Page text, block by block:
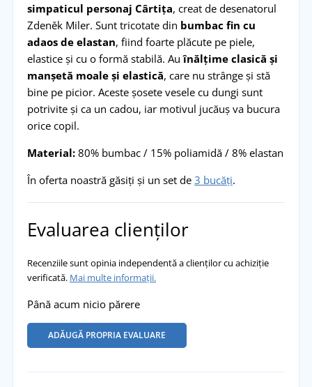
simpaticul personaj Cârtița, creat de desenatorul
Zdeněk Miler. Sunt tricotate din bumbac fin cu
adaos de elastan, fiind foarte plăcute pe piele,
elastice și cu o formă stabilă. Auînălțime clasică și
manșetă moale și elastică, care nu strânge și stă
bine pe picior. Aceste șosete vesele cu dungi sunt
potrivite și ca un cadou, iar motivul jucăuș va bucura
orice copil.
Material:80% bumbac / 15% poliamidă / 8% elastan
În oferta noastră găsiți și un set de 3 bucăți.
Evaluarea clienților
Recenziile sunt opinia independentă a clienților cu achiziție
verificată. Mai multe informații.
Până acum nicio părere
ADĂUGĂ PROPRIA EVALUARE